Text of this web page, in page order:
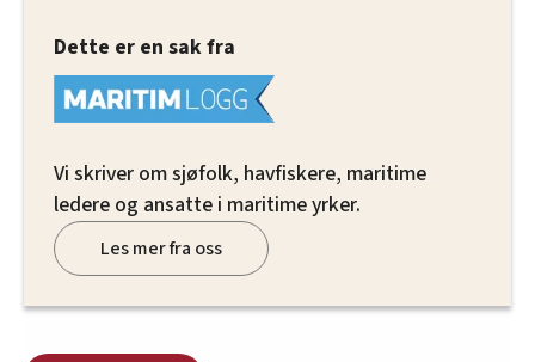
Dette er en sak fra
Vi skriver om sjøfolk, havfiskere, maritime
ledere og ansatte i maritime yrker.
Les mer fra oss